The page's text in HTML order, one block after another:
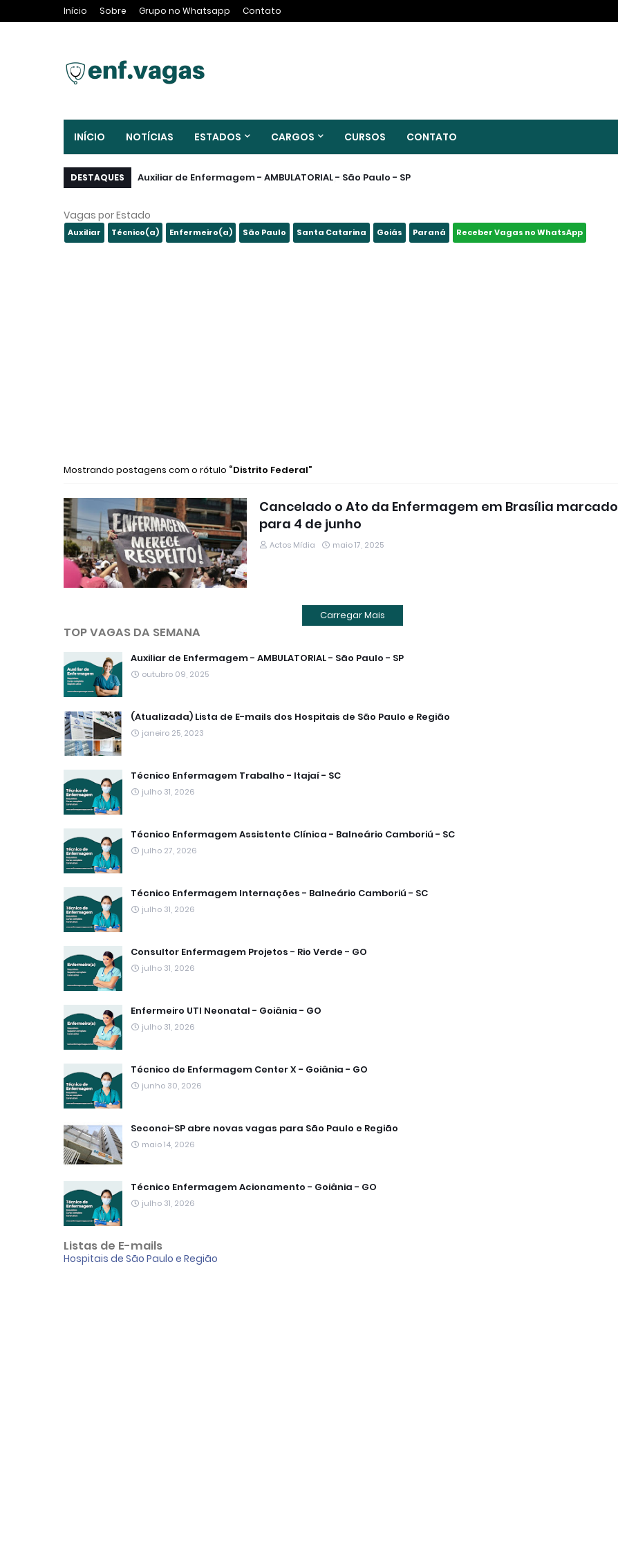
Início Sobre Grupo no Whatsapp Contato
INÍCIO NOTÍCIAS ESTADOS CARGOS CURSOS CONTATO
DESTAQUES Auxiliar de Enfermagem - AMBULATORIAL - São Paulo - SP
Vagas por Estado
Auxiliar Técnico(a) Enfermeiro(a) São Paulo Santa Catarina Goiás Paraná Receber Vagas no WhatsApp
Mostrando postagens com o rótulo Distrito Federal
Cancelado o Ato da Enfermagem em Brasília marcado
para 4 de junho
Actos Mídia maio 17, 2025
Carregar Mais
TOP VAGAS DA SEMANA
Auxiliar de Enfermagem - AMBULATORIAL - São Paulo - SP
outubro 09, 2025
(Atualizada) Lista de E-mails dos Hospitais de São Paulo e Região
janeiro 25, 2023
Técnico Enfermagem Trabalho - Itajaí - SC
julho 31, 2026
Técnico Enfermagem Assistente Clínica - Balneário Camboriú - SC
julho 27, 2026
Técnico Enfermagem Internações - Balneário Camboriú - SC
julho 31, 2026
Consultor Enfermagem Projetos - Rio Verde - GO
julho 31, 2026
Enfermeiro UTI Neonatal - Goiânia - GO
julho 31, 2026
Técnico de Enfermagem Center X - Goiânia - GO
junho 30, 2026
Seconci-SP abre novas vagas para São Paulo e Região
maio 14, 2026
Técnico Enfermagem Acionamento - Goiânia - GO
julho 31, 2026
Listas de E-mails
Hospitais de São Paulo e Região